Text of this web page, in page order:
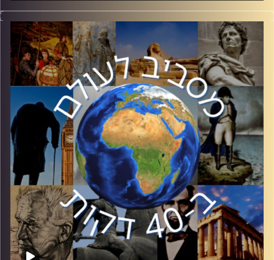
חיסולו של מנהיג אל – קעידה בשבוע שעבר על ידי ארצות
הברית סגר חשבון ארוך שנים עם ארגון הטרור שפעם היה
הגדול והמפחיד בעולם. בפרק זה פרופסור אסף מוגדם, דיקן
בית הספר לממשל באוניברסיטת רייכמן, יספר על המלחמה
בטרור, סוגיו השונים של הטרור וההבדל המשמעותי בין ארגוני
הטרור שאנו מכירים
קרדיט תמונות: יוסי מצרי